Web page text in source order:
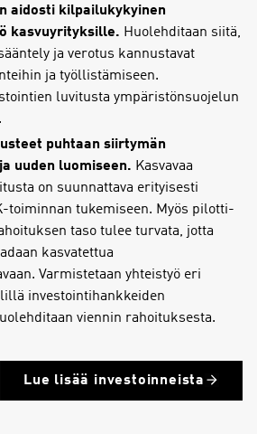
aidosti kilpailukykyinen
kasvuyrityksille. Huolehditaan siitä,
ja verotus kannustavat
ja työllistämiseen.
luvitusta ympäristönsuojelun
puhtaan siirtymän
uuden luomiseen. Kasvavaa
on suunnattava erityisesti
toiminnan tukemiseen. Myös pilotti-
taso tulee turvata, jotta
kasvatettua
Varmistetaan yhteistyö eri
investointihankkeiden
viennin rahoituksesta.
Lue lisää investoinneista